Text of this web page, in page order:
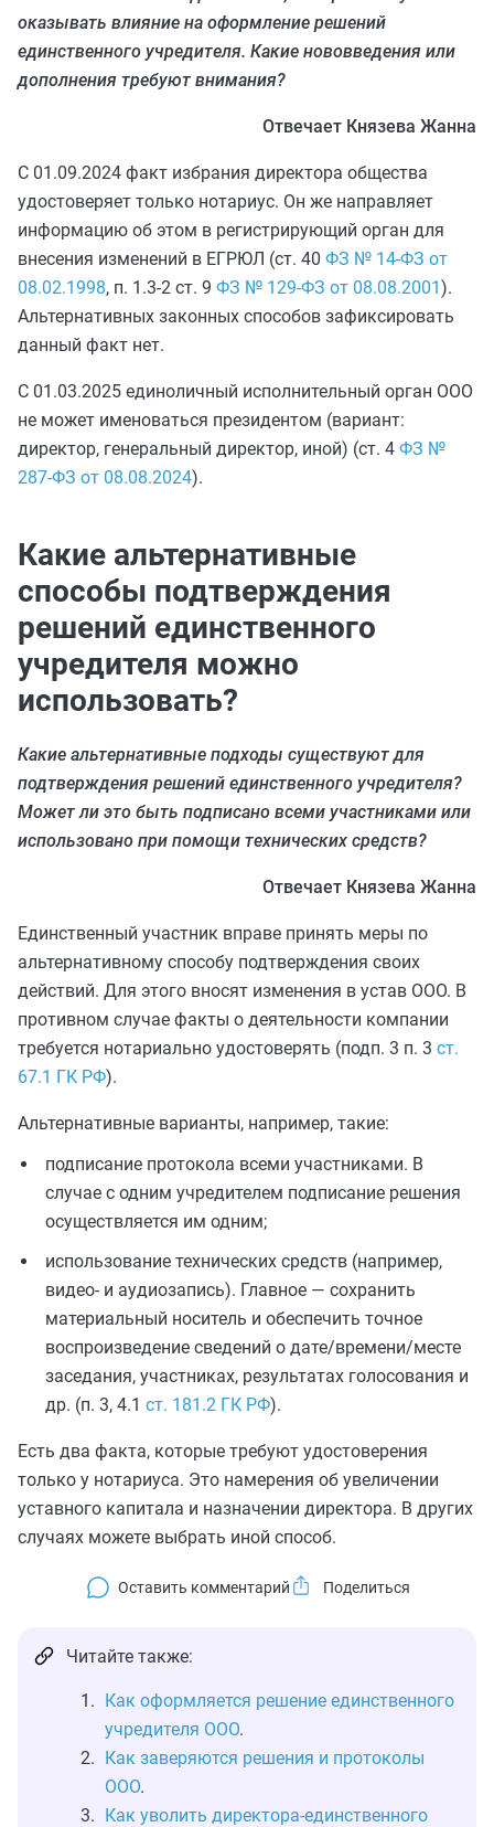
оказывать влияние на оформление решений
единственного учредителя. Какие нововведения или
дополнения требуют внимания?
Отвечает Князева Жанна
С 01.09.2024 факт избрания директора общества
удостоверяет только нотариус. Он же направляет
информацию об этом в регистрирующий орган для
внесения изменений в ЕГРЮЛ (ст. 40 ФЗ № 14-ФЗ от
08.02.1998, п. 1.3-2 ст. 9 ФЗ № 129-ФЗ от 08.08.2001).
Альтернативных законных способов зафиксировать
данный факт нет.
С 01.03.2025 единоличный исполнительный орган ООО
не может именоваться президентом (вариант:
директор, генеральный директор, иной) (ст. 4 ФЗ №
287-ФЗ от 08.08.2024).
Какие альтернативные
способы подтверждения
решений единственного
учредителя можно
использовать?
Какие альтернативные подходы существуют для
подтверждения решений единственного учредителя?
Может ли это быть подписано всеми участниками или
использовано при помощи технических средств?
Отвечает Князева Жанна
Единственный участник вправе принять меры по
альтернативному способу подтверждения своих
действий. Для этого вносят изменения в устав ООО. В
противном случае факты о деятельности компании
требуется нотариально удостоверять (подп. 3 п. 3 ст.
67.1 ГК РФ).
Альтернативные варианты, например, такие:
подписание протокола всеми участниками. В
случае с одним учредителем подписание решения
осуществляется им одним;
использование технических средств (например,
видео- и аудиозапись). Главное — сохранить
материальный носитель и обеспечить точное
воспроизведение сведений о дате/времени/месте
заседания, участниках, результатах голосования и
др. (п. 3, 4.1 ст. 181.2 ГК РФ).
Есть два факта, которые требуют удостоверения
только у нотариуса. Это намерения об увеличении
уставного капитала и назначении директора. В других
случаях можете выбрать иной способ.
Оставить комментарий
Читайте также:
Как оформляется решение единственного
учредителя ООО.
Как заверяются решения и протоколы
ООО.
Как уволить директора-единственного